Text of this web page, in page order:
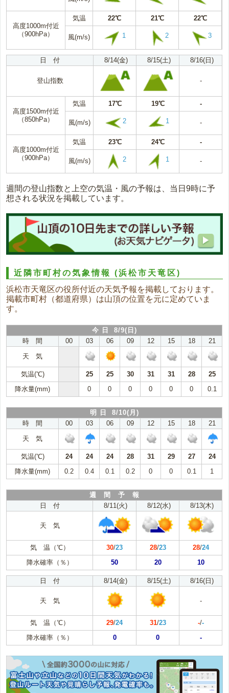
高度1000m付近
（900hPa）
気温 22℃ 21℃ 22℃
風(m/s) 1 2 3
日 付 8/14(金) 8/15(土) 8/16(日)
登山指数 -
高度1500m付近
（850hPa）
気温 17℃ 19℃ -
風(m/s) 2 1 -
高度1000m付近
（900hPa）
気温 23℃ 24℃ -
風(m/s) 2 1 -
週間の登山指数と上空の気温・風の予報は、当日9時に予
想される状況を掲載しています。
近隣市町村の気象情報(浜松市天竜区)
浜松市天竜区の役所付近の天気予報を掲載しております。
掲載市町村（都道府県）は山頂の位置を元に定めていま
す。
今 日 8/9(日)
時 間
00 03 06 09 12 15 18
21
天 気
気温(℃) 25 25 30 31 31 28
25
降水量(mm)
0 0 0 0 0 0 0.1
明 日 8/10(月)
時 間
00 03 06 09 12 15 18
21
天 気
気温(℃) 24 24 24 28 31 29 27
24
降水量(mm)
0.2 0.4 0.1 0.2 0 0 0.1 1
週 間 予 報
日 付
8/11(火) 8/12(水) 8/13(木)
天 気
気 温（℃） 30/23 28/23 28/24
降水確率（％）
50 20 10
日 付 8/14(金) 8/15(土) 8/16(日)
天 気 -
気 温（℃） 29/24 31/23 -/-
降水確率（％）
0 0 -